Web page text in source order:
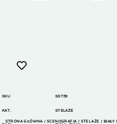
SKU SST59
KAT. STELAŻE
STRONA GŁÓWNA /SCENOGRAFIA / STELAŻE / BIAŁY